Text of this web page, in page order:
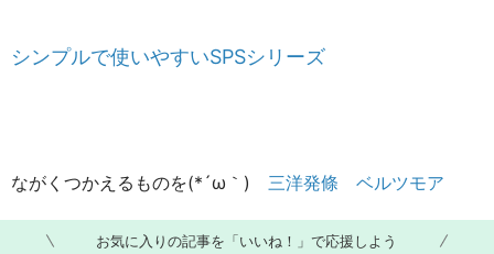
シンプルで使いやすいSPSシリーズ
ながくつかえるものを(*´ω｀) ​ 三洋発條 ベルツモア
お気に入りの記事を「いいね！」で応援しよう